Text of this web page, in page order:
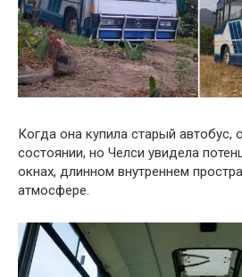
Когда она купила старый автобус,
состоянии, но Челси увидела
окнах, длинном внутреннем
атмосфере.